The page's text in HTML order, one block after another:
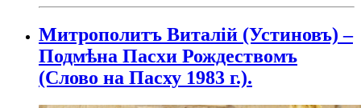
Митрополитъ Виталій (Устиновъ) –
Подмѣна Пасхи Рождествомъ
(Слово на Пасху 1983 г.).